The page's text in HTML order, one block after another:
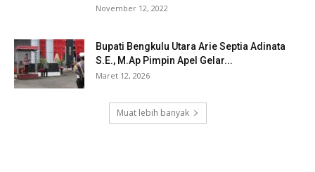
November 12, 2022
Bupati Bengkulu Utara Arie Septia Adinata
S.E., M.Ap Pimpin Apel Gelar...
Maret 12, 2026
Muat lebih banyak